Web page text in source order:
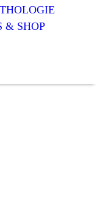
& SHOP